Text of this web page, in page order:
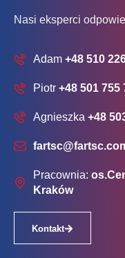
Nasi eksperci
Adam +48 510
Piotr +48 501 755
Agnieszka +48
Pracownia:
Kraków
Kontakt